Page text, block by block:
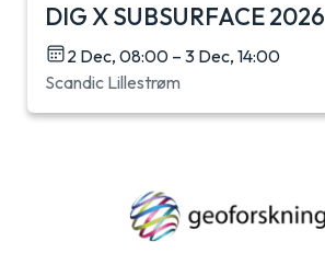
DIG X SUBSURFACE 2026
2 Dec, 08:00 – 3 Dec, 14:00
Scandic Lillestrøm